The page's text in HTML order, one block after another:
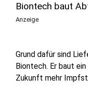
Biontech baut
Anzeige
Grund dafür sind
Biontech. Er baut
Zukunft mehr